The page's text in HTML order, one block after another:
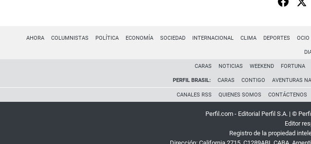
AHORA COLUMNISTAS POLÍTICA ECONOMÍA SOCIEDAD INTERNACIONAL CLIMA DEPORTES OCIO
CARAS NOTICIAS WEEKEND FORTUNA
PERFIL BRASIL: CARAS CONTIGO AVENTURAS
CANALES RSS QUIENES SOMOS CONTÁCTENOS
Perfil.com - Editorial Perfil S.A. | ©
Editor
Registro de la propiedad